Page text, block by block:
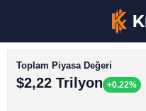
Toplam Piyasa Değeri
$2,22 Trilyon +0.22%